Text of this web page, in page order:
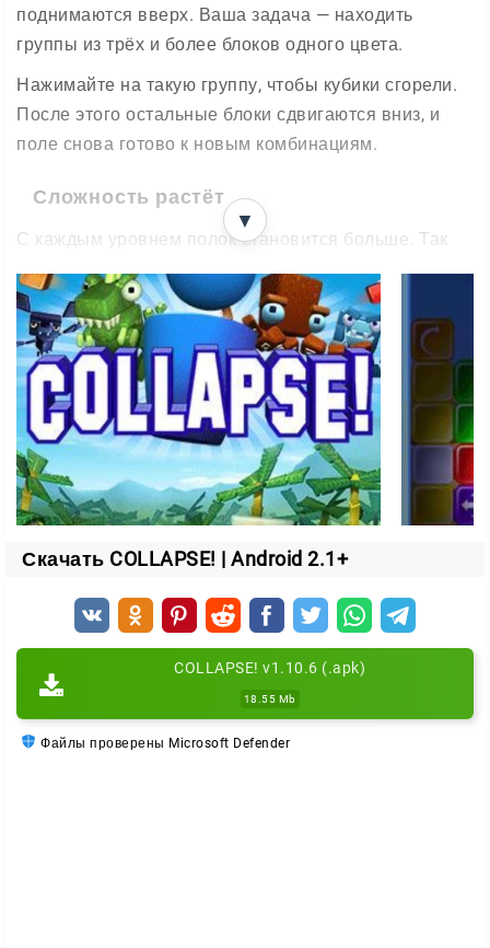
поднимаются вверх. Ваша задача — находить
группы из трёх и более блоков одного цвета.
Нажимайте на такую группу, чтобы кубики сгорели.
После этого остальные блоки сдвигаются вниз, и
поле снова готово к новым комбинациям.
Сложность растёт
С каждым уровнем полок становится больше. Так
вы плавно переходите от лёгкой разминки к по-
настоящему напряжённой игре.
Особые элементы
Кроме обычных кубиков на поле появляются бомбы
и специальные блоки, которые меняют ход партии.
Бомбы
взрывают все кубики выбранного цвета;
убирают даже те блоки, которые нельзя сдвинуть
Специальные блоки
перемешивают все кубики на поле;
выстреливают по вертикали.
▼
Скачать COLLAPSE! | Android 2.1+
COLLAPSE! v1.10.6 (.apk)
18.55 Mb
Файлы проверены Microsoft Defender